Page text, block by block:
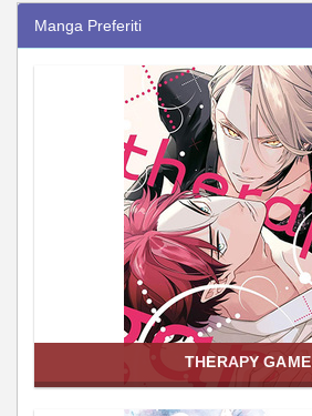
Manga Preferiti
THERAPY GAME